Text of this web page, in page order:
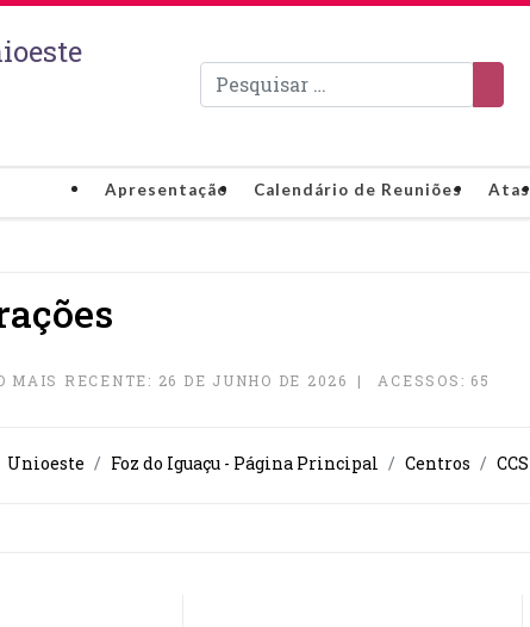
Pesquisar
Apresentação Calendário de Reuniões Atas
MAIS RECENTE: 26 DE JUNHO DE 2026 ACESSOS: 65
Unioeste Foz do Iguaçu - Página Principal Centros CCS